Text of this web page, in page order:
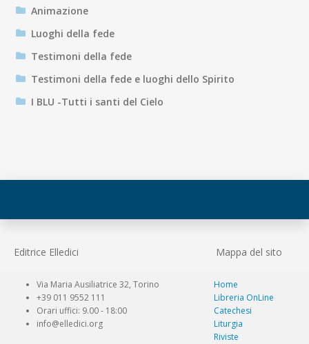
Animazione
Luoghi della fede
Testimoni della fede
Testimoni della fede e luoghi dello Spirito
I BLU -Tutti i santi del Cielo
Editrice Elledici Mappa del sito
Via Maria Ausiliatrice 32, Torino
+39 011 9552 111
Orari uffici: 9.00 - 18:00
info@elledici.org
Home
Libreria OnLine
Catechesi
Liturgia
Riviste